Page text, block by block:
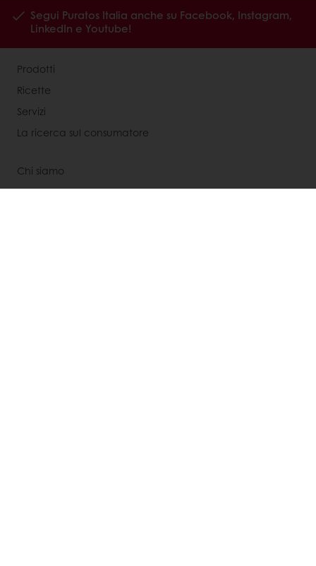
Segui Puratos Italia anche su Facebook, Instagram,
LinkedIn e Youtube!
Prodotti
Ricette
Servizi
La ricerca sul consumatore
Chi siamo
News